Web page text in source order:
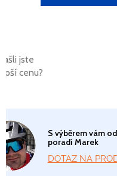
jste
cenu?
S výběrem vám
poradí Marek
DOTAZ NA